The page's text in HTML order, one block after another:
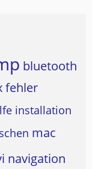
bluetooth
fehler
installation
mac
navigation